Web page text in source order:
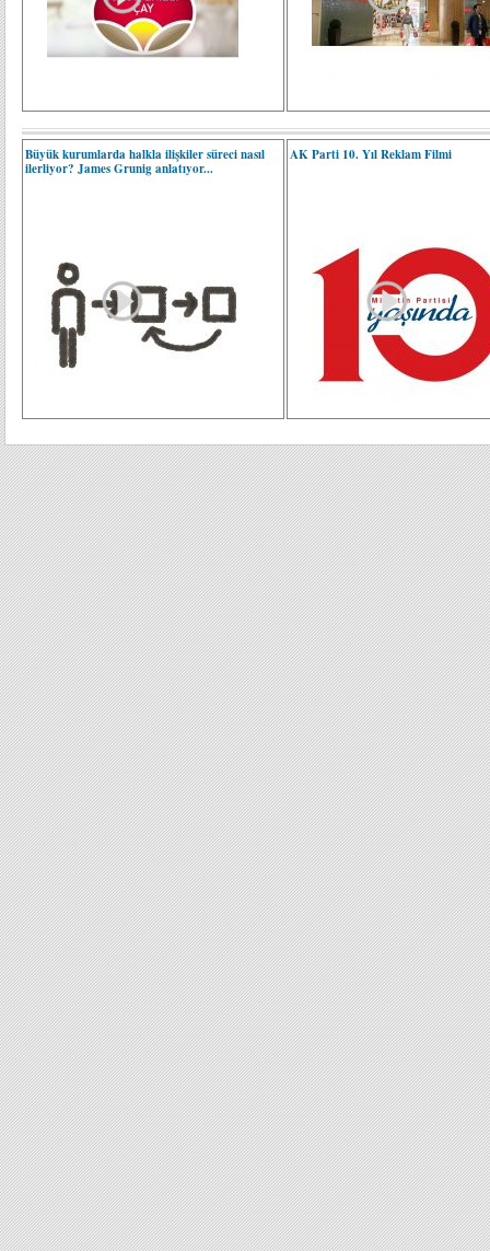
Büyük kurumlarda halkla ilişkiler süreci nasıl
ilerliyor? James Grunig anlatıyor...
AK Parti 10. Yıl Reklam Filmi